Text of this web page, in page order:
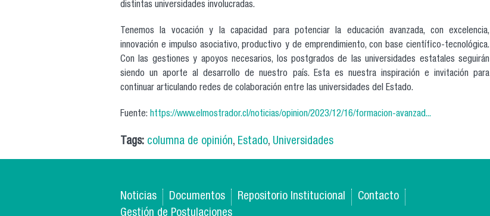
distintas universidades involucradas.
Tenemos la vocación y la capacidad para potenciar la educación avanzada, con excelencia,
innovación e impulso asociativo, productivo y de emprendimiento, con base científico-tecnológica.
Con las gestiones y apoyos necesarios, los postgrados de las universidades estatales seguirán
siendo un aporte al desarrollo de nuestro país. Esta es nuestra inspiración e invitación para
continuar articulando redes de colaboración entre las universidades del Estado.
Fuente: https://www.elmostrador.cl/noticias/opinion/2023/12/16/formacion-avanzad...
Tags: columna de opinión, Estado, Universidades
Noticias Documentos Repositorio Institucional
Contacto
Gestión de Postulaciones